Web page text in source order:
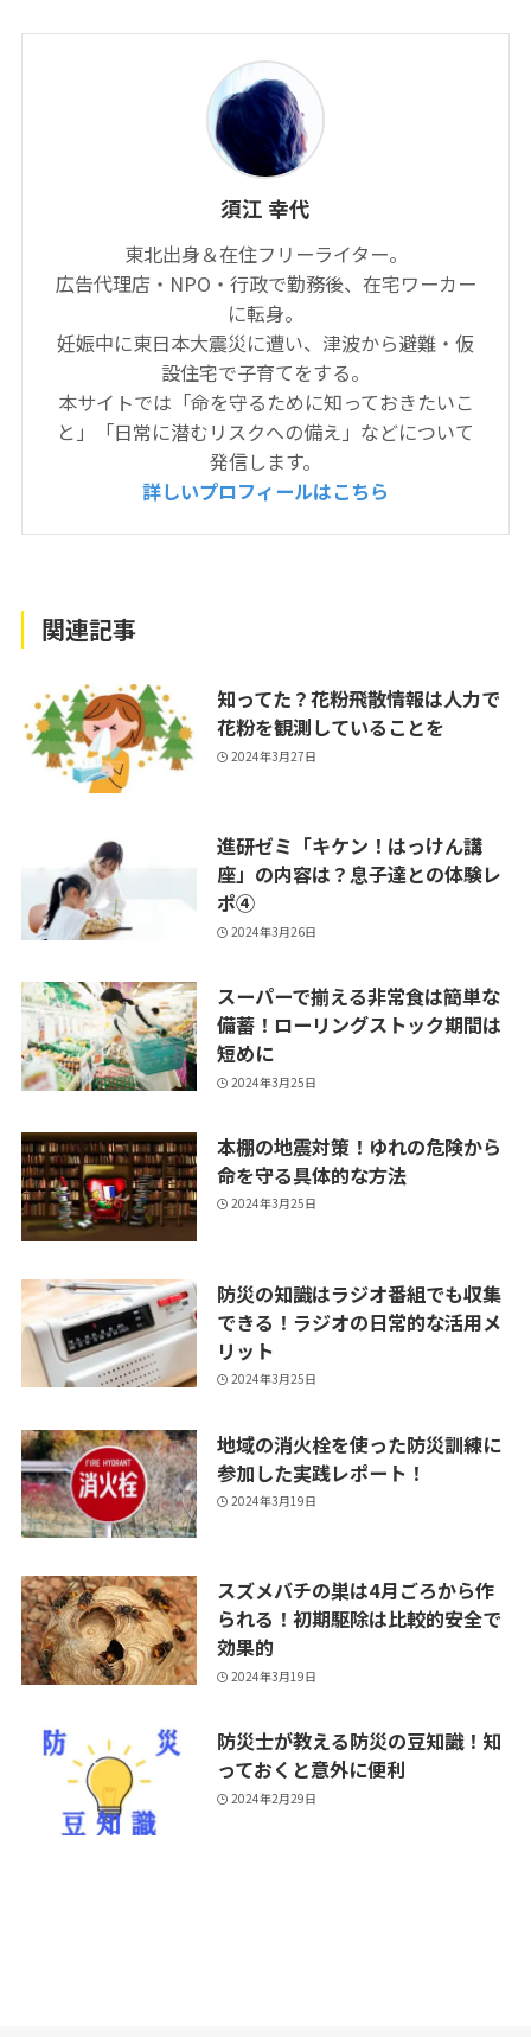
須江 幸代
東北出身＆在住フリーライター。
広告代理店・NPO・行政で勤務後、在宅ワーカー
に転身。
妊娠中に東日本大震災に遭い、津波から避難・仮
設住宅で子育てをする。
本サイトでは「命を守るために知っておきたいこ
と」「日常に潜むリスクへの備え」などについて
発信します。
詳しいプロフィールはこちら
関連記事
知ってた？花粉飛散情報は人力で
花粉を観測していることを
2024年3月27日
進研ゼミ「キケン！はっけん講
座」の内容は？息子達との体験レ
ポ④
2024年3月26日
スーパーで揃える非常食は簡単な
備蓄！ローリングストック期間は
短めに
2024年3月25日
本棚の地震対策！ゆれの危険から
命を守る具体的な方法
2024年3月25日
防災の知識はラジオ番組でも収集
できる！ラジオの日常的な活用メ
リット
2024年3月25日
地域の消火栓を使った防災訓練に
参加した実践レポート！
2024年3月19日
スズメバチの巣は4月ごろから作
られる！初期駆除は比較的安全で
効果的
2024年3月19日
防災士が教える防災の豆知識！知
っておくと意外に便利
2024年2月29日